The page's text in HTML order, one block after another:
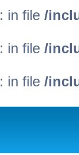
: in file /
: in file /
: in file /